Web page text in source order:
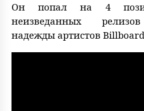
Он попал на 4
неизведанных
надежды артистов